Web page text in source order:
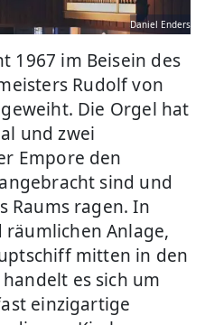
Daniel Enders
1967 im Beisein des
Rudolf von
Die Orgel hat
und zwei
Empore den
sind und
Raums ragen. In
Anlage,
mitten in den
es sich um
einzigartige